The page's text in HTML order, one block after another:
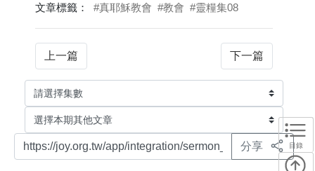
目錄
文章標籤： #真耶穌教會 #教會 #靈糧集08
上一篇 下一篇
分享